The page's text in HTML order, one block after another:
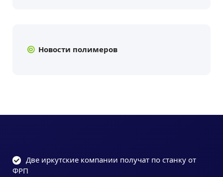
Новости полимеров
Две иркутские компании получат по станку от
ФРП